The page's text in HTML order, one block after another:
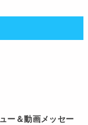
ー＆動画メッセー